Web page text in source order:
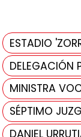
ESTADIO
DELEGACIÓN
MINISTRA
SÉPTIMO